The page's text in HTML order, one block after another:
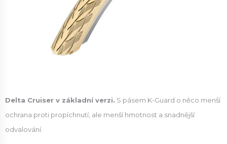
Delta Cruiser v základní verzi. S pásem K-Guard o něco menší
ochrana proti propíchnutí, ale menší hmotnost a snadnější
odvalování.